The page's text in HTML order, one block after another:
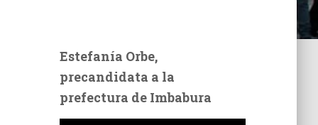
Estefanía Orbe,
precandidata a la
prefectura de Imbabura